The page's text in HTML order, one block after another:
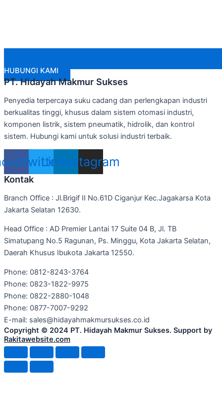
HUBUNGI KAMI
PT. Hidayah Makmur Sukses
Penyedia terpercaya suku cadang dan perlengkapan industri
berkualitas tinggi, khusus dalam sistem otomasi industri,
komponen listrik, sistem pneumatik, hidrolik, dan kontrol
sistem. Hubungi kami untuk solusi industri terbaik.
TwitterLinkedin
Instagram
Kontak
Branch Office : Jl.Brigif II No.61D Ciganjur Kec.Jagakarsa Kota
Jakarta Selatan 12630.
Head Office : AD Premier Lantai 17 Suite 04 B, Jl. TB
Simatupang No.5 Ragunan, Ps. Minggu, Kota Jakarta Selatan,
Daerah Khusus Ibukota Jakarta 12550.
Phone: 0812-8243-3764
Phone: 0823-1822-9975
Phone: 0822-2880-1048
Phone: 0877-7007-9292
E-mail: sales@hidayahmakmursukses.co.id
Copyright © 2024 PT. Hidayah Makmur Sukses. Support by
Rakitawebsite.com